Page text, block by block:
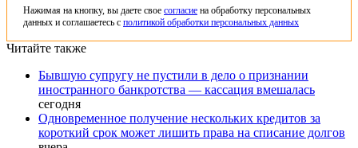
Нажимая на кнопку, вы даете свое согласие на обработку персональных
данных и соглашаетесь с политикой обработки персональных данных
Читайте также
Бывшую супругу не пустили в дело о признании
иностранного банкротства — кассация вмешалась
сегодня
Одновременное получение нескольких кредитов за
короткий срок может лишить права на списание долгов